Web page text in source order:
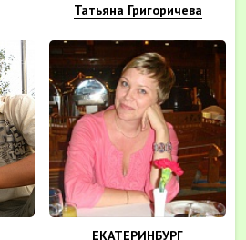
Татьяна Григоричева
ЕКАТЕРИНБУРГ